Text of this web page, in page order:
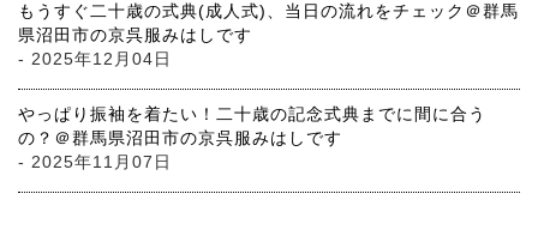
もうすぐ二十歳の式典(成人式)、当日の流れをチェック＠群馬
県沼田市の京呉服みはしです
- 2025年12月04日
やっぱり振袖を着たい！二十歳の記念式典までに間に合う
の？＠群馬県沼田市の京呉服みはしです
- 2025年11月07日